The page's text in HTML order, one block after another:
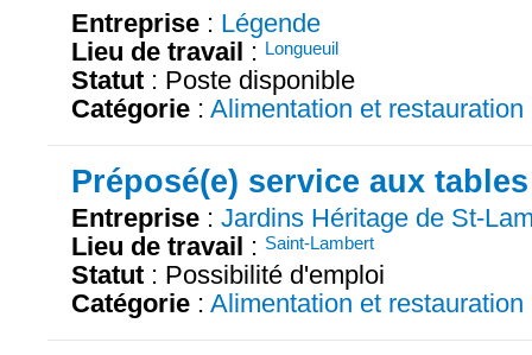
Entreprise : Légende
Lieu de travail : Longueuil
Statut : Poste disponible
Catégorie : Alimentation et restauration
Préposé(e) service aux tables
Entreprise : Jardins Héritage de St-
Lieu de travail : Saint-Lambert
Statut : Possibilité d'emploi
Catégorie : Alimentation et restauration